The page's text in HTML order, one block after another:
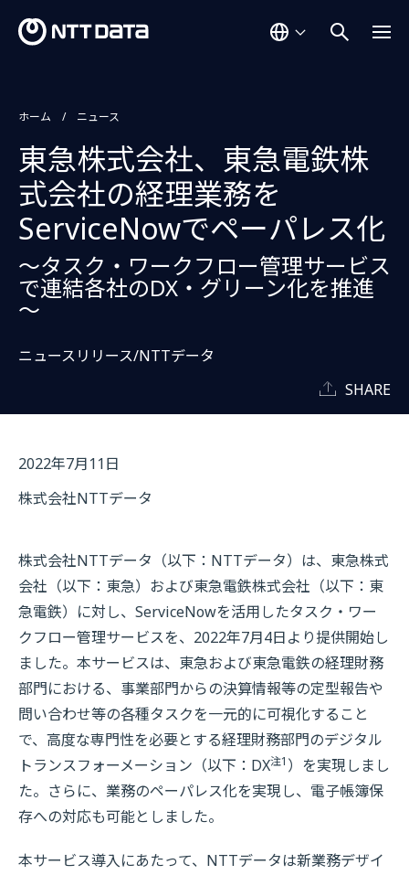
ホーム ニュース
東急株式会社、東急電鉄株
式会社の経理業務を
ServiceNowでペーパレス化
～タスク・ワークフロー管理サービス
で連結各社のDX・グリーン化を推進
～
ニュースリリース/NTTデータ
SHARE
2022年7月11日
株式会社NTTデータ
株式会社NTTデータ（以下：NTTデータ）は、東急株式
会社（以下：東急）および東急電鉄株式会社（以下：東
急電鉄）に対し、ServiceNowを活用したタスク・ワー
クフロー管理サービスを、2022年7月4日より提供開始し
ました。本サービスは、東急および東急電鉄の経理財務
部門における、事業部門からの決算情報等の定型報告や
問い合わせ等の各種タスクを一元的に可視化すること
で、高度な専門性を必要とする経理財務部門のデジタル
トランスフォーメーション（以下：DX注1 ）を実現しまし
た。さらに、業務のペーパレス化を実現し、電子帳簿保
存への対応も可能としました。
本サービス導入にあたって、NTTデータは新業務デザイ